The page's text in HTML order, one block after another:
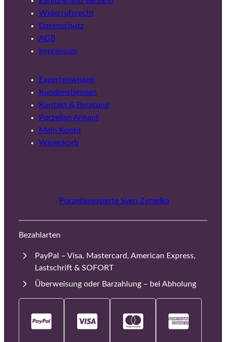
Widerrufsrecht
Datenschutz
AGB
Impressum
Expertenwissen
Kundenstimmen
Kontakt & Beratung
Porzellan Ankauf
Mein Konto
Warenkorb
Porzellanexperte Sven Zymelka
Bezahlarten
PayPal – Visa, Mastercard, American Express,
Lastschrift & SOFORT
Überweisung oder Barzahlung – bei Abholung